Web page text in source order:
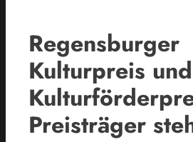
Regensburger
Kulturpreis und
Preisträger